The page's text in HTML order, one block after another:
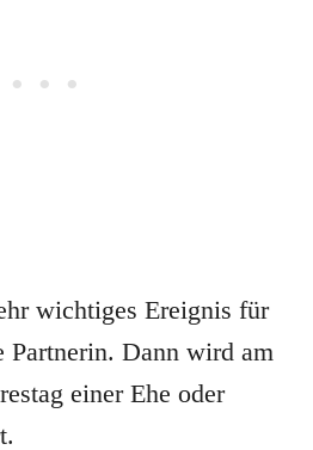
wichtiges Ereignis für
Partnerin. Dann wird am
einer Ehe oder